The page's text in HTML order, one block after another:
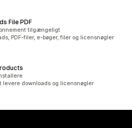
File PDF
tilgængeligt
PDF-filer, e-bøger, filer og licensnøgler
levere downloads og licensnøgler